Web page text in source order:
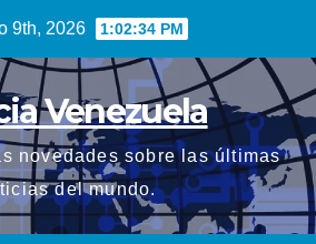
9th, 2026 1:02:34 PM
Venezuela
novedades sobre las últimas
del mundo.